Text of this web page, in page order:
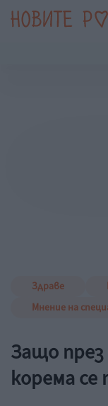
Здраве
Мнение на
Защо
корема